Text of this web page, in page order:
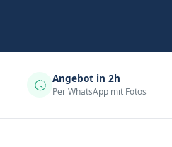
Angebot in 2h
Per WhatsApp mit Fotos